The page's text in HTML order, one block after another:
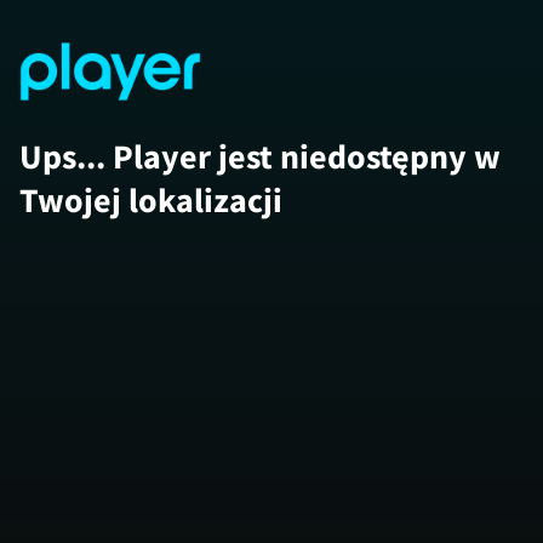
Ups... Player jest niedostępny w
Twojej lokalizacji